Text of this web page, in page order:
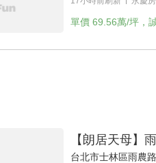
單價 69.56萬/坪，
【朗居天母】
台北市士林區雨農路